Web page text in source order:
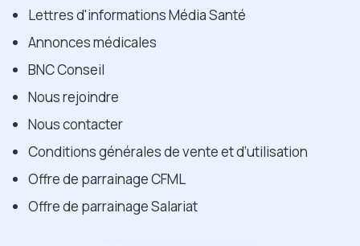
Lettres d'informations Média Santé
Annonces médicales
BNC Conseil
Nous rejoindre
Nous contacter
Conditions générales de vente et d’utilisation
Offre de parrainage CFML
Offre de parrainage Salariat